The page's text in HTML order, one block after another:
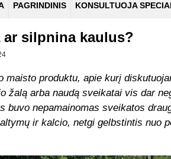
PAGRINDINIS KONSULTUOJA
silpnina kaulus?
maisto produktu, apie kurį
žalą arba naudą sveikatai vis dar
buvo nepamainomas sveikatos
ir kalcio, netgi gelbstintis nuo